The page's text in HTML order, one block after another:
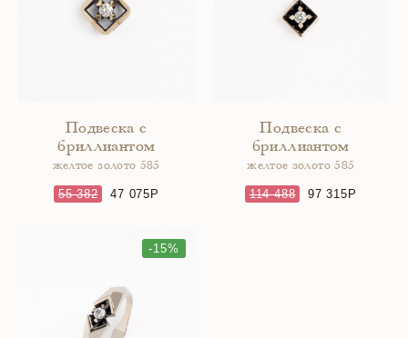
Подвеска с
бриллиантом
желтое золото 585
55 382 47 075
Подвеска с
бриллиантом
желтое золото 585
114 488 97 315
-15%